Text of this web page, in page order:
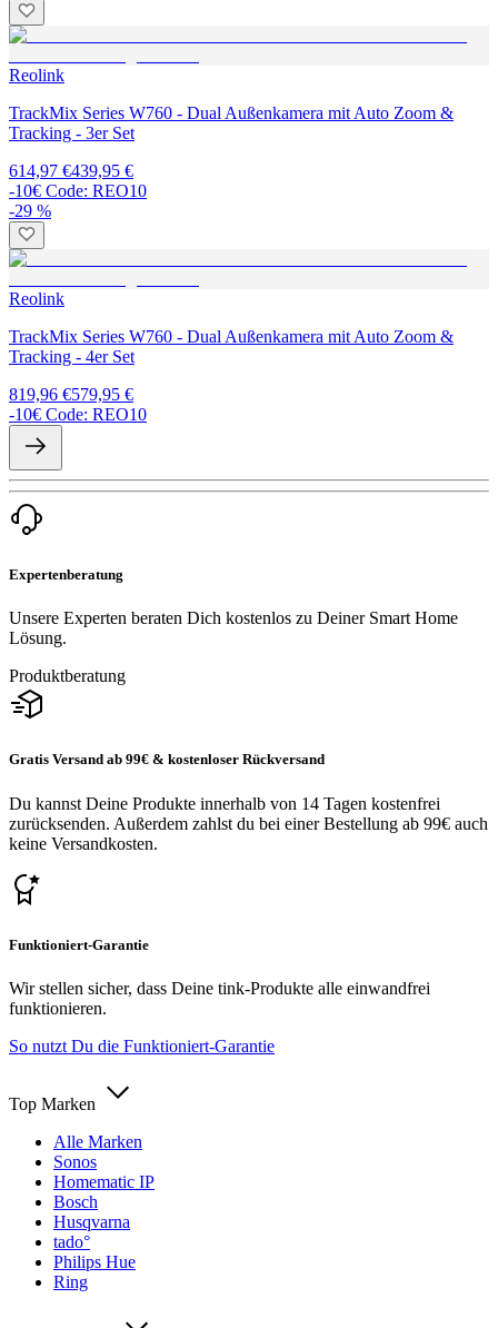
Reolink
TrackMix Series W760 - Dual Außenkamera mit Auto Zoom &
Tracking - 3er Set
614,97 €439,95 €
-10€ Code: REO10
-29 %
Reolink
TrackMix Series W760 - Dual Außenkamera mit Auto Zoom &
Tracking - 4er Set
819,96 €579,95 €
-10€ Code: REO10
Expertenberatung
Unsere Experten beraten Dich kostenlos zu Deiner Smart Home
Lösung.
Produktberatung
Gratis Versand ab 99€ & kostenloser Rückversand
Du kannst Deine Produkte innerhalb von 14 Tagen kostenfrei
zurücksenden. Außerdem zahlst du bei einer Bestellung ab 99€ auch
keine Versandkosten.
Funktioniert-Garantie
Wir stellen sicher, dass Deine tink-Produkte alle einwandfrei
funktionieren.
So nutzt Du die Funktioniert-Garantie
Top Marken
Alle Marken
Sonos
Homematic IP
Bosch
Husqvarna
tado°
Philips Hue
Ring